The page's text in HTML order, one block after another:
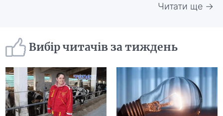
Читати ще →
Вибір читачів за тиждень